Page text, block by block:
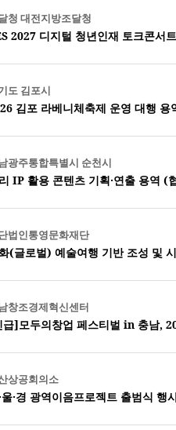
청 대전지방조달청
2027 디지털 청년인재 토크콘서
도 김포시
김포 라베니체축제 운영 대행 용
광주통합특별시 순천시
IP 활용 콘텐츠 기획·연출 용역 (
법인통영문화재단
(글로벌) 예술여행 기반 조성 및
창조경제혁신센터
]모두의창업 페스티벌 in 충남,
상공회의소
울·경 광역이음프로젝트 출범식 행